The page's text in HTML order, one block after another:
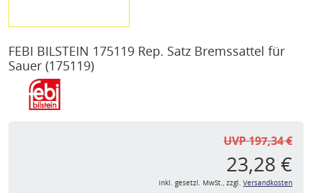
FEBI BILSTEIN 175119 Rep. Satz Bremssattel für
Sauer (175119)
UVP 197,34 €
23,28 €
inkl. gesetzl. MwSt., zzgl. Versandkosten